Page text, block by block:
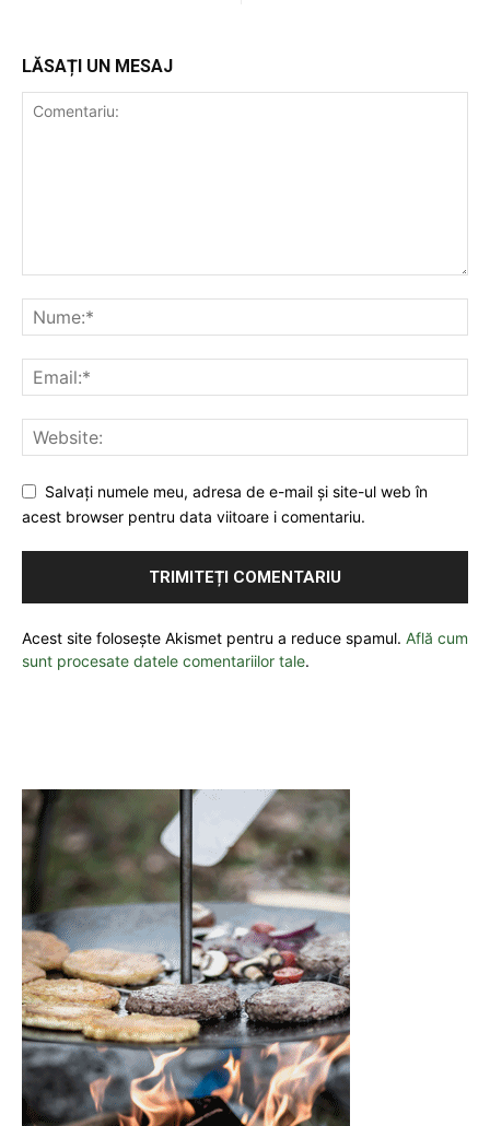
LĂSAȚI UN MESAJ
Salvați numele meu, adresa de e-mail și site-ul web în
acest browser pentru data viitoare i comentariu.
Acest site folosește Akismet pentru a reduce spamul. Află cum
sunt procesate datele comentariilor tale.